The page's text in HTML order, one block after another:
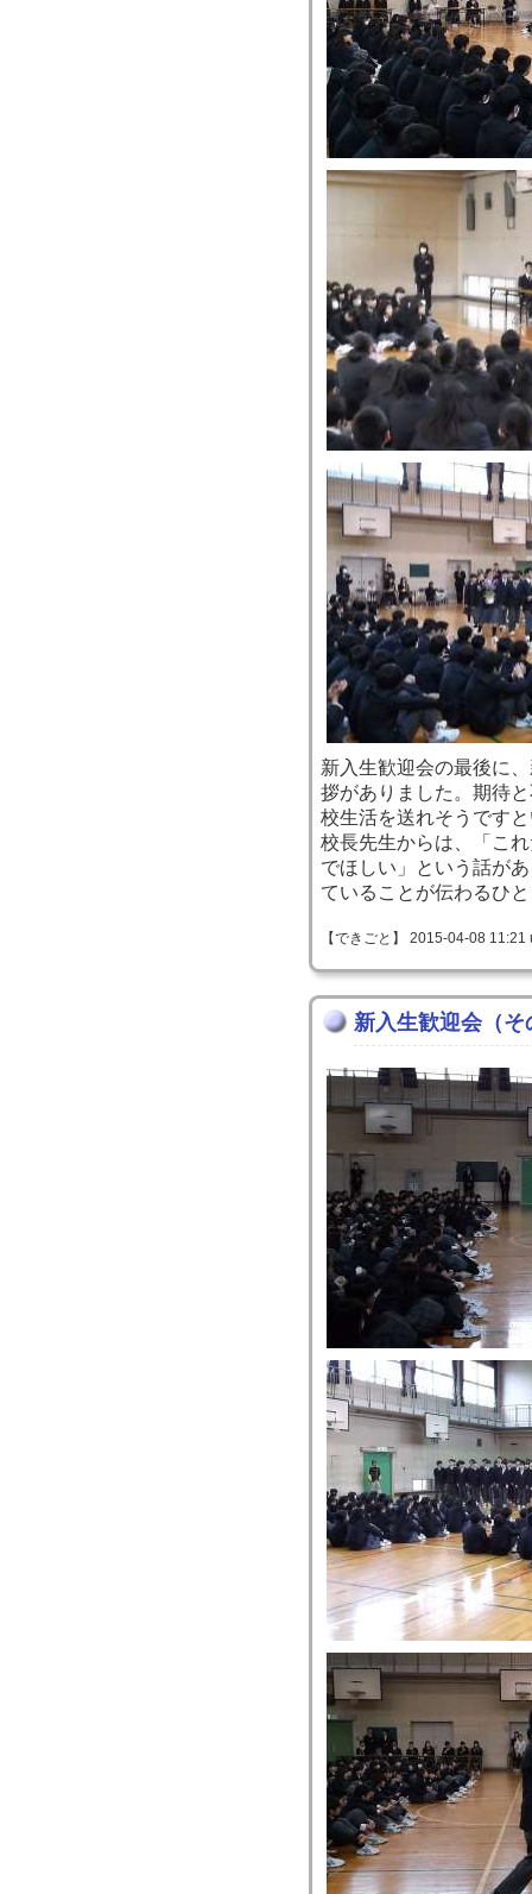
新入生歓迎会の最後に
拶がありました。期待
校生活を送れそうです
校長先生からは、「こ
でほしい」という話が
ていることが伝わるひ
【できごと】 2015-04-08
新入生歓迎会（そ